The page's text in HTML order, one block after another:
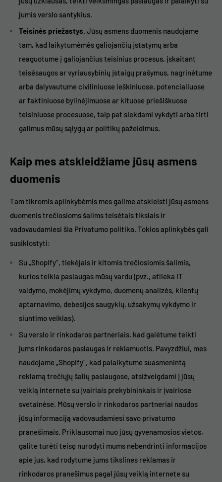
jumis verslo santykius.
Teisinės priežastys. Jūsų asmens duomenis naudojame
tam, kad laikytumėmės galiojančių įstatymų arba
reaguotume į galiojančius teisinius procesus, įskaitant
teisėsaugos ar vyriausybinių įstaigų prašymus, nagrinėtume
arba dalyvautume civiliniuose ieškiniuose, potencialiuose
ar faktiniuose bylinėjimuose ar kituose priešiškuose
teisiniuose procesuose, taip pat siekdami vykdyti arba tirti
galimus mūsų sąlygų ar politikų pažeidimus.
Kaip mes atskleidžiame jūsų asmens
duomenis
Tam tikromis aplinkybėmis mes galime atskleisti jūsų asmens
duomenis trečiosioms šalims teisėtais tikslais ir
vadovaudamiesi šia Privatumo politika. Tokios aplinkybės gali
susiklostyti:
Su „Shopify“, tiekėjais ir kitomis trečiosiomis šalimis,
kurios teikia paslaugas mūsų vardu (pvz., atlieka IT
valdymo, mokėjimų vykdymo, duomenų analizės, klientų
aptarnavimo, debesijos saugyklų, užsakymų vykdymo ir
siuntimo veiklas).
Su verslo ir rinkodaros partneriais, kad galėtume teikti
jums rinkodaros paslaugas ir reklamuotis. Pavyzdžiui, mes
naudojame „Shopify“, kad palaikytume suasmenintą
reklamą trečiųjų šalių paslaugose, atsižvelgdami į jūsų
veiklą internete su įvairiais prekybininkais ir įvairiose
svetainėse. Mūsų verslo ir rinkodaros partneriai naudos
jūsų informaciją vadovaudamiesi savo privatumo
pranešimais. Priklausomai nuo jūsų gyvenamosios vietos,
galite turėti teisę nurodyti mums nebendrinti informacijos
apie jus, kad rodytume jums tikslines reklamas ir
rinkodaros pranešimus pagal jūsų veiklą internete su